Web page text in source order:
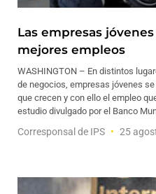
Las empresas
mejores empleos
WASHINGTON – En distintos
de negocios, empresas jóvenes
que crecen y con ello el empleo
estudio divulgado por el Banco
Corresponsal de IPS 25